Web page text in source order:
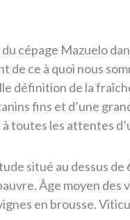
cépage Mazuelo
de ce à quoi nous
définition de la
fins et d’une
toutes les attentes
situé au dessus de
Âge moyen des
en brousse.